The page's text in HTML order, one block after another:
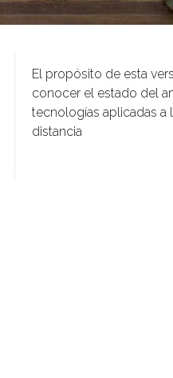
El propósito de esta
conocer el estado del
tecnologías aplicadas a
distancia